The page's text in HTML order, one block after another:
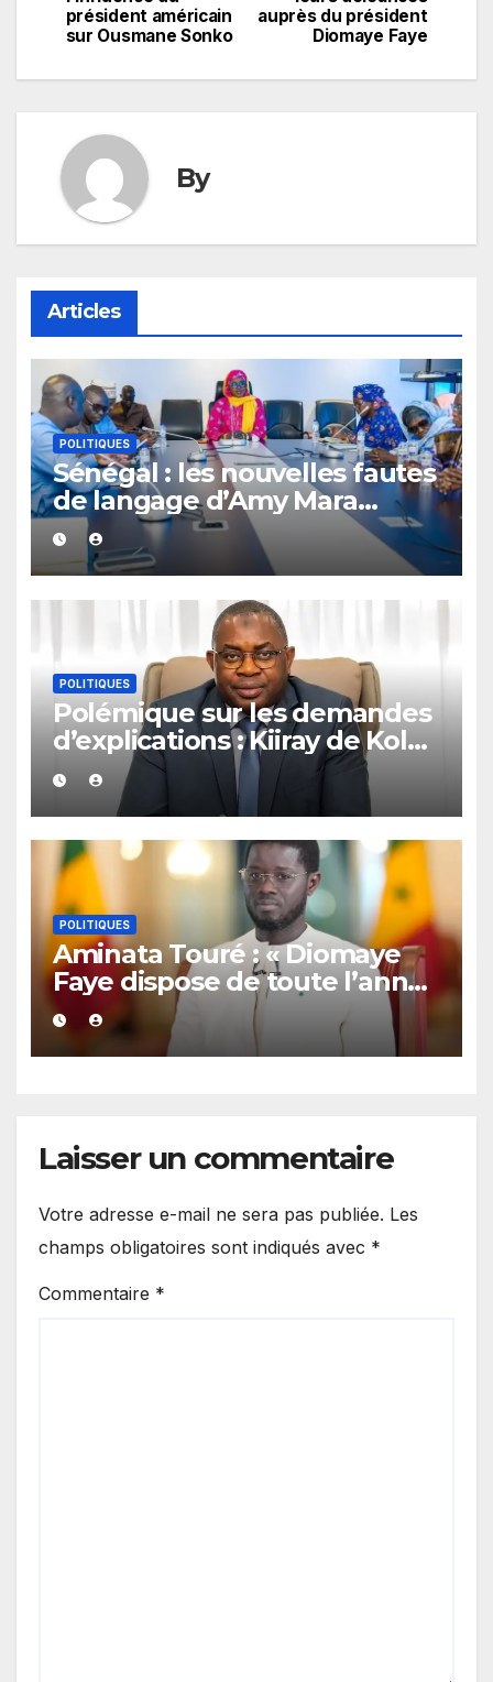
l’article
auprès du président
Diomaye Faye
président américain
sur Ousmane Sonko
By
Articles
POLITIQUES
Sénégal : les nouvelles fautes
de langage d’Amy Mara
provoquent des réactions sur
les réseaux sociaux
POLITIQUES
Polémique sur les demandes
d’explications : Kiiray de Kolda
apporte son soutien à
Mamadou Lamine Dianté
POLITIQUES
Aminata Touré : « Diomaye
Faye dispose de toute l’année
2027 pour organiser les
élections locales dans la
légalité »
Laisser un commentaire
Votre adresse e-mail ne sera pas publiée. Les
champs obligatoires sont indiqués avec *
Commentaire *